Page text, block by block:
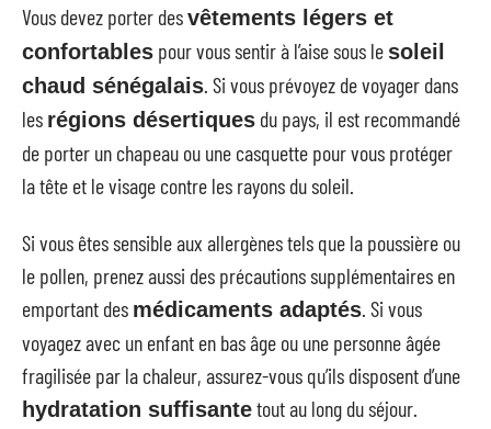
Vous devez porter desvêtements légers et
confortables pour vous sentir à l’aise sous le soleil
chaud sénégalais . Si vous prévoyez de voyager dans
les régions désertiques du pays, il est recommandé
de porter un chapeau ou une casquette pour vous protéger
la tête et le visage contre les rayons du soleil.
Si vous êtes sensible aux allergènes tels que la poussière ou
le pollen, prenez aussi des précautions supplémentaires en
emportant des médicaments adaptés. Si vous
voyagez avec un enfant en bas âge ou une personne âgée
fragilisée par la chaleur, assurez-vous qu’ils disposent d’une
hydratation suffisantetout au long du séjour.